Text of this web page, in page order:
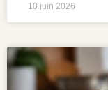
10 juin 2026